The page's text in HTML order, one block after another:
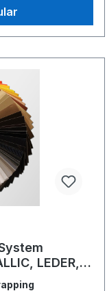
LEDER,
Wrap